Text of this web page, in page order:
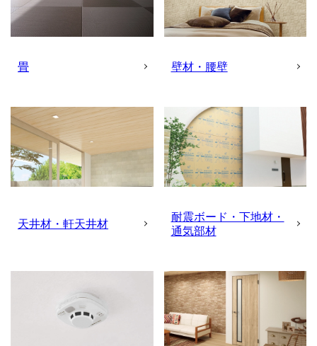
畳 壁材・腰壁
天井材・軒天井材
耐震ボード・下地材・
通気部材